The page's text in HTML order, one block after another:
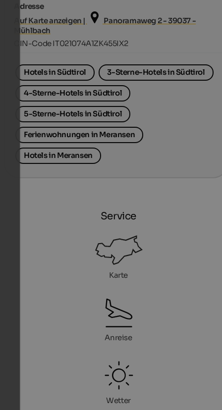
Adresse
Auf Karte anzeigen |
Panoramaweg 2 - 39037 -
Mühlbach
CIN-Code IT021074A1ZK455IX2
Hotels in Südtirol 3-Sterne-Hotels in Südtirol
4-Sterne-Hotels in Südtirol
5-Sterne-Hotels in Südtirol
Ferienwohnungen in Meransen
Hotels in Meransen
Service
Karte
Anreise
Wetter